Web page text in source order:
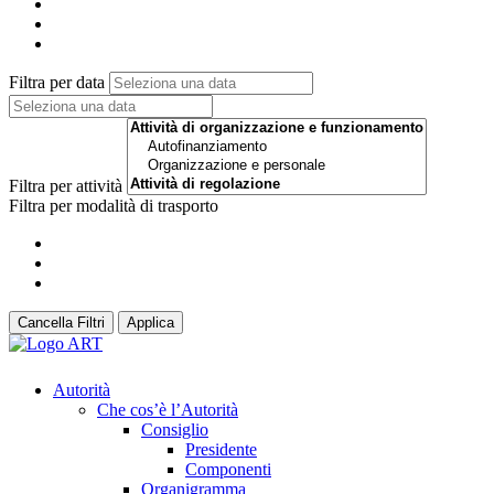
Filtra per data
Filtra per attività
Filtra per modalità di trasporto
Cancella Filtri Applica
Autorità
Che cos’è l’Autorità
Consiglio
Presidente
Componenti
Organigramma